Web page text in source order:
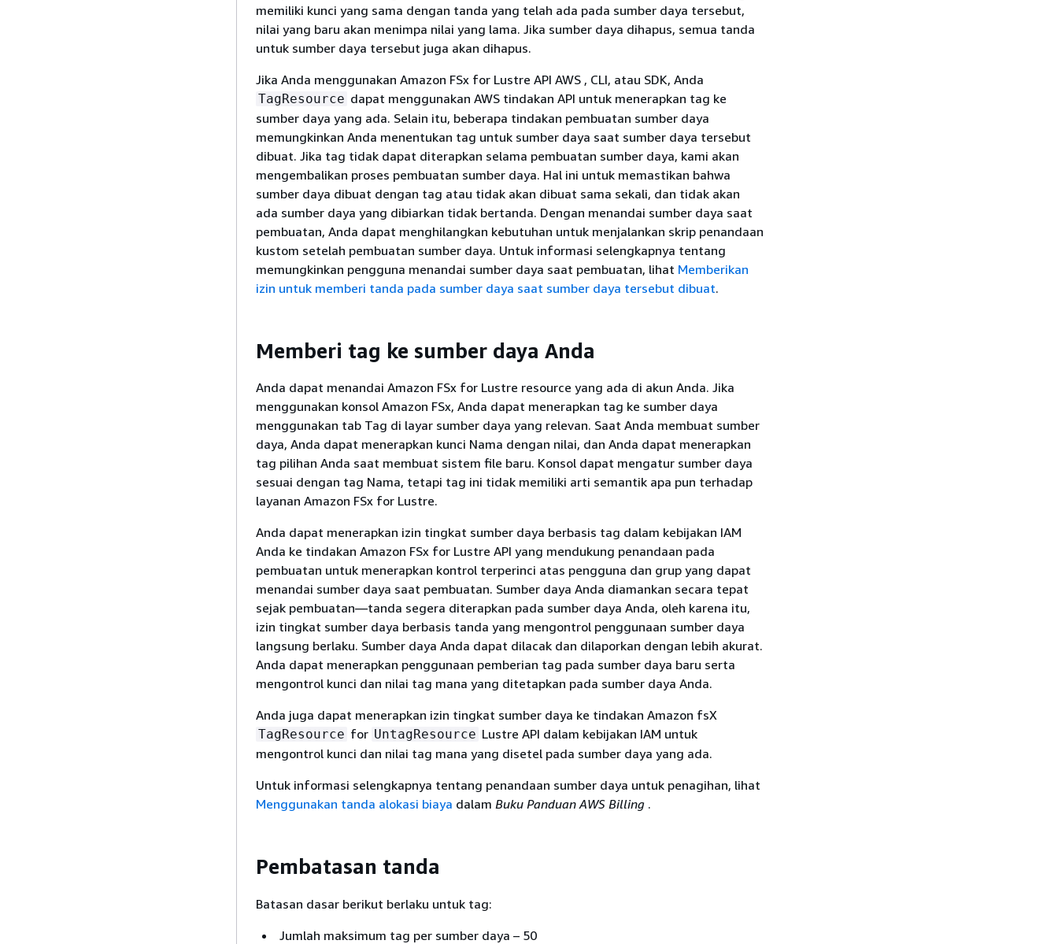
memiliki kunci yang sama dengan tanda yang telah ada pada sumber daya tersebut,
nilai yang baru akan menimpa nilai yang lama. Jika sumber daya dihapus, semua tanda
untuk sumber daya tersebut juga akan dihapus.
Jika Anda menggunakan Amazon FSx for Lustre API AWS , CLI, atau SDK, Anda
TagResource dapat menggunakan AWS tindakan API untuk menerapkan tag ke
sumber daya yang ada. Selain itu, beberapa tindakan pembuatan sumber daya
memungkinkan Anda menentukan tag untuk sumber daya saat sumber daya tersebut
dibuat. Jika tag tidak dapat diterapkan selama pembuatan sumber daya, kami akan
mengembalikan proses pembuatan sumber daya. Hal ini untuk memastikan bahwa
sumber daya dibuat dengan tag atau tidak akan dibuat sama sekali, dan tidak akan
ada sumber daya yang dibiarkan tidak bertanda. Dengan menandai sumber daya saat
pembuatan, Anda dapat menghilangkan kebutuhan untuk menjalankan skrip penandaan
kustom setelah pembuatan sumber daya. Untuk informasi selengkapnya tentang
memungkinkan pengguna menandai sumber daya saat pembuatan, lihat Memberikan
izin untuk memberi tanda pada sumber daya saat sumber daya tersebut dibuat.
Memberi tag ke sumber daya Anda
Anda dapat menandai Amazon FSx for Lustre resource yang ada di akun Anda. Jika
menggunakan konsol Amazon FSx, Anda dapat menerapkan tag ke sumber daya
menggunakan tab Tag di layar sumber daya yang relevan. Saat Anda membuat sumber
daya, Anda dapat menerapkan kunci Nama dengan nilai, dan Anda dapat menerapkan
tag pilihan Anda saat membuat sistem file baru. Konsol dapat mengatur sumber daya
sesuai dengan tag Nama, tetapi tag ini tidak memiliki arti semantik apa pun terhadap
layanan Amazon FSx for Lustre.
Anda dapat menerapkan izin tingkat sumber daya berbasis tag dalam kebijakan IAM
Anda ke tindakan Amazon FSx for Lustre API yang mendukung penandaan pada
pembuatan untuk menerapkan kontrol terperinci atas pengguna dan grup yang dapat
menandai sumber daya saat pembuatan. Sumber daya Anda diamankan secara tepat
sejak pembuatan—tanda segera diterapkan pada sumber daya Anda, oleh karena itu,
izin tingkat sumber daya berbasis tanda yang mengontrol penggunaan sumber daya
langsung berlaku. Sumber daya Anda dapat dilacak dan dilaporkan dengan lebih akurat.
Anda dapat menerapkan penggunaan pemberian tag pada sumber daya baru serta
mengontrol kunci dan nilai tag mana yang ditetapkan pada sumber daya Anda.
Anda juga dapat menerapkan izin tingkat sumber daya ke tindakan Amazon fsX
TagResource for UntagResource Lustre API dalam kebijakan IAM untuk
mengontrol kunci dan nilai tag mana yang disetel pada sumber daya yang ada.
Untuk informasi selengkapnya tentang penandaan sumber daya untuk penagihan, lihat
Menggunakan tanda alokasi biaya dalam Buku Panduan AWS Billing .
Pembatasan tanda
Batasan dasar berikut berlaku untuk tag:
Jumlah maksimum tag per sumber daya – 50